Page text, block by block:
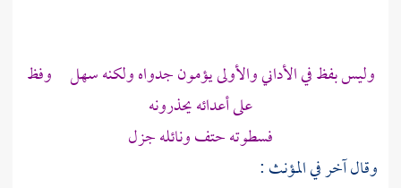
وليس بفظ في الأداني والأولى يؤمون جدواه ولكنه سهل وفظ
على أعدائه يحذرونه
فسطوته حتف ونائله جزل
وقال آخر في المؤنث :